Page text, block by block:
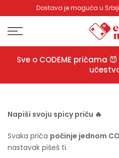
sadržaj
Dostava je moguća u
Sve o CODEME pričama
Napiši svoju spicy priču 🔥
Svaka priča počinje jednom
nastavak pišeš ti.